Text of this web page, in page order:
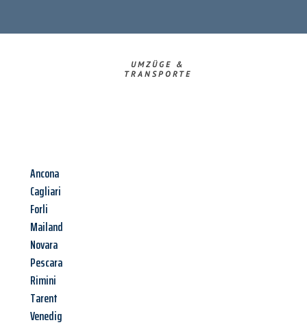
UMZÜGE &
TRANSPORTE
Ancona
Cagliari
Forli
Mailand
Novara
Pescara
Rimini
Tarent
Venedig